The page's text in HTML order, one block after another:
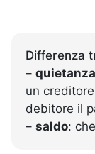
Differenza
– quietanza
un
debitore il
– saldo: